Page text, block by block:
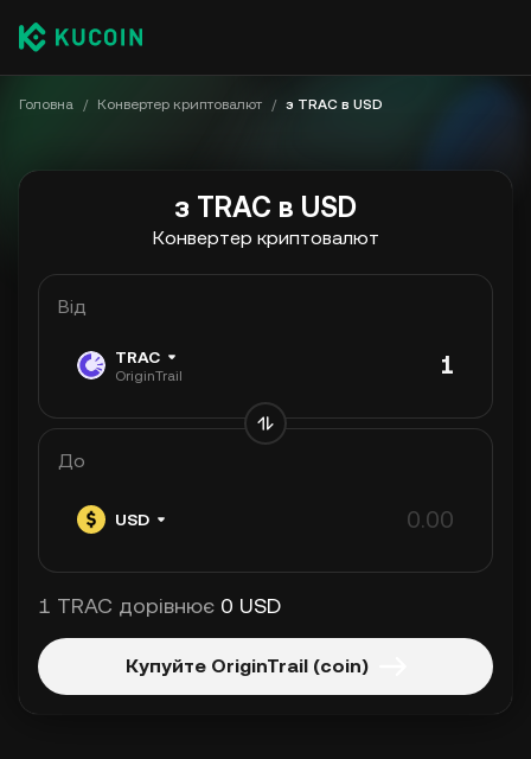
Головна / Конвертер криптовалют / з TRAC в USD
з TRAC в USD
Конвертер криптовалют
Від
TRAC
OriginTrail
До
USD
1 TRAC дорівнює 0 USD
Купуйте OriginTrail (coin)